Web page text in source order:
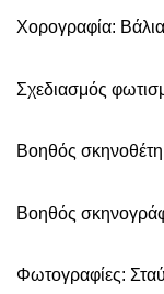
Χορογραφία:
Σχεδιασμός
Βοηθός
Βοηθός
Φωτογραφίες: